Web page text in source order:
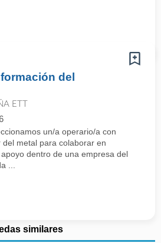
del
ETT
un/a operario/a con
metal para colaborar en
dentro de una empresa del
...
similares